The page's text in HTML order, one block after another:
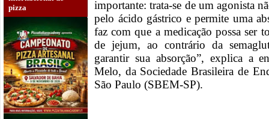
pizza
importante: trata-se de um agonista
pelo ácido gástrico e permite uma
faz com que a medicação possa ser
de jejum, ao contrário da
garantir sua absorção”, explica a
Melo, da Sociedade Brasileira de
São Paulo (SBEM-SP).